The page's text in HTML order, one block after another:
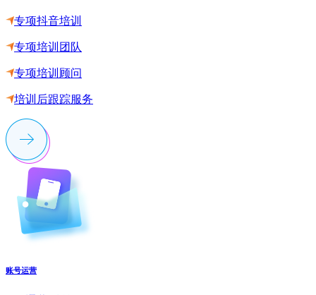
专项抖音培训
专项培训团队
专项培训顾问
培训后跟踪服务
账号运营